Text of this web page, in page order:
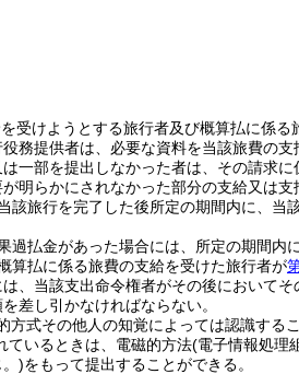
受けようとする旅行者及び概算払に係
務提供者は、必要な資料を当該旅費の支
一部を提出しなかった者は、その請求
明らかにされなかった部分の支給又は支
該旅行を完了した後所定の期間内に、当
過払金があった場合には、所定の期間内
算払に係る旅費の支給を受けた旅行者が
、当該支出命令権者がその後において
差し引かなければならない。
方式その他人の知覚によっては認識する
ているときは、電磁的方法(電子情報処理
)をもって提出することができる。